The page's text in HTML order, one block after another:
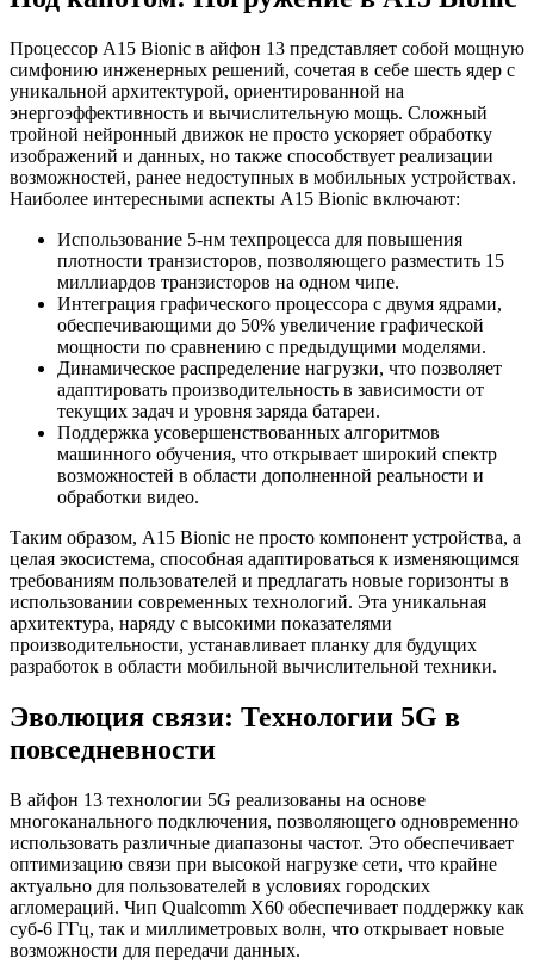
Процессор A15 Bionic в айфон 13 представляет собой мощную
симфонию инженерных решений, сочетая в себе шесть ядер с
уникальной архитектурой, ориентированной на
энергоэффективность и вычислительную мощь. Сложный
тройной нейронный движок не просто ускоряет обработку
изображений и данных, но также способствует реализации
возможностей, ранее недоступных в мобильных устройствах.
Наиболее интересными аспекты A15 Bionic включают:
Использование 5-нм техпроцесса для повышения
плотности транзисторов, позволяющего разместить 15
миллиардов транзисторов на одном чипе.
Интеграция графического процессора с двумя ядрами,
обеспечивающими до 50% увеличение графической
мощности по сравнению с предыдущими моделями.
Динамическое распределение нагрузки, что позволяет
адаптировать производительность в зависимости от
текущих задач и уровня заряда батареи.
Поддержка усовершенствованных алгоритмов
машинного обучения, что открывает широкий спектр
возможностей в области дополненной реальности и
обработки видео.
Таким образом, A15 Bionic не просто компонент устройства, а
целая экосистема, способная адаптироваться к изменяющимся
требованиям пользователей и предлагать новые горизонты в
использовании современных технологий. Эта уникальная
архитектура, наряду с высокими показателями
производительности, устанавливает планку для будущих
разработок в области мобильной вычислительной техники.
Эволюция связи: Технологии 5G в
повседневности
В айфон 13 технологии 5G реализованы на основе
многоканального подключения, позволяющего одновременно
использовать различные диапазоны частот. Это обеспечивает
оптимизацию связи при высокой нагрузке сети, что крайне
актуально для пользователей в условиях городских
агломераций. Чип Qualcomm X60 обеспечивает поддержку как
суб-6 ГГц, так и миллиметровых волн, что открывает новые
возможности для передачи данных.